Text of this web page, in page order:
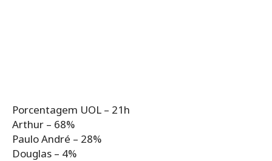
Porcentagem UOL – 21h
Arthur – 68%
Paulo André – 28%
Douglas – 4%